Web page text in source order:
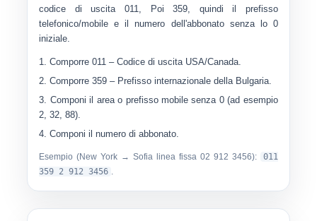
codice di uscita 011, Poi359, quindi il prefisso
telefonico/mobile e il numero dell'abbonato senza lo 0
iniziale.
Comporre011 – Codice di uscita USA/Canada.
Comporre359 – Prefisso internazionale della Bulgaria.
Componi il area o prefisso mobile senza 0(ad esempio
2, 32, 88).
Componi ilnumero di abbonato.
Esempio (New York → Sofia linea fissa 02 912 3456):
011
359 2 912 3456 .